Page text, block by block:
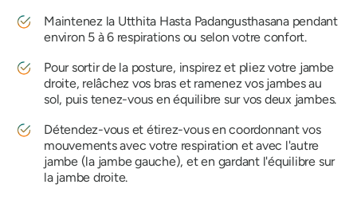
Maintenez la Utthita Hasta Padangusthasanapendant
environ 5 à 6 respirations ou selon votre confort.
Pour sortir de la posture, inspirez et pliez votre jambe
droite, relâchez vos bras et ramenez vos jambes au
sol, puis tenez-vous en équilibre sur vos deux jambes.
Détendez-vous et étirez-vous en coordonnant vos
mouvements avec votre respiration et avec l'autre
jambe (la jambe gauche), et en gardant l'équilibre sur
la jambe droite.